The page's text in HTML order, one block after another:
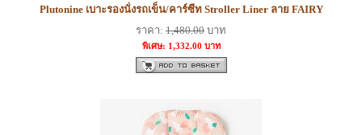
Plutonine เบาะรองนั่งรถเข็น/คาร์ซีท Stroller Liner ลาย FAIRY
ราคา: 1,480.00 บาท
พิเศษ: 1,332.00 บาท